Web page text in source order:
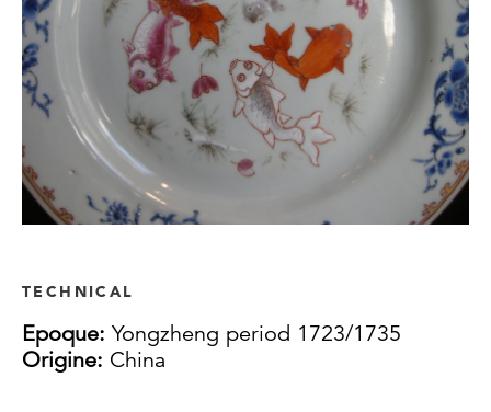
TECHNICAL
Epoque: Yongzheng period 1723/1735
Origine: China